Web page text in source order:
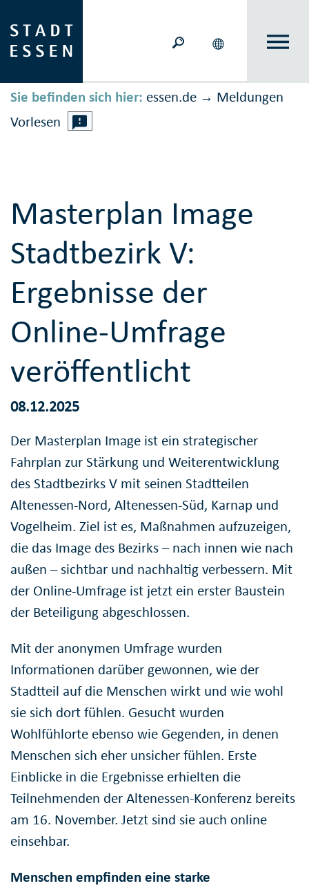
Sie befinden sich hier: essen.de → Meldungen
Vorlesen
Masterplan Image
Stadtbezirk V:
Ergebnisse der
Online-Umfrage
veröffentlicht
08.12.2025
Der Masterplan Image ist ein strategischer
Fahrplan zur Stärkung und Weiterentwicklung
des Stadtbezirks V mit seinen Stadtteilen
Altenessen-Nord, Altenessen-Süd, Karnap und
Vogelheim. Ziel ist es, Maßnahmen aufzuzeigen,
die das Image des Bezirks – nach innen wie nach
außen – sichtbar und nachhaltig verbessern. Mit
der Online-Umfrage ist jetzt ein erster Baustein
der Beteiligung abgeschlossen.
Mit der anonymen Umfrage wurden
Informationen darüber gewonnen, wie der
Stadtteil auf die Menschen wirkt und wie wohl
sie sich dort fühlen. Gesucht wurden
Wohlfühlorte ebenso wie Gegenden, in denen
Menschen sich eher unsicher fühlen. Erste
Einblicke in die Ergebnisse erhielten die
Teilnehmenden der Altenessen-Konferenz bereits
am 16. November. Jetzt sind sie auch online
einsehbar.
Menschen empfinden eine starke